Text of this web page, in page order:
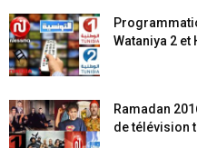
Wataniya 2 et
Ramadan
de télévision